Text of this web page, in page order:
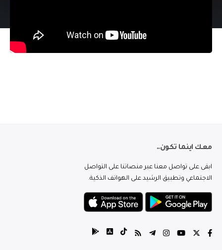
معك اينما تكون..
ابقى على تواصل معنا عبر منصاتنا على التواصل
الاجتماعي وتطبيق الرشيد على الهواتف الذكية.